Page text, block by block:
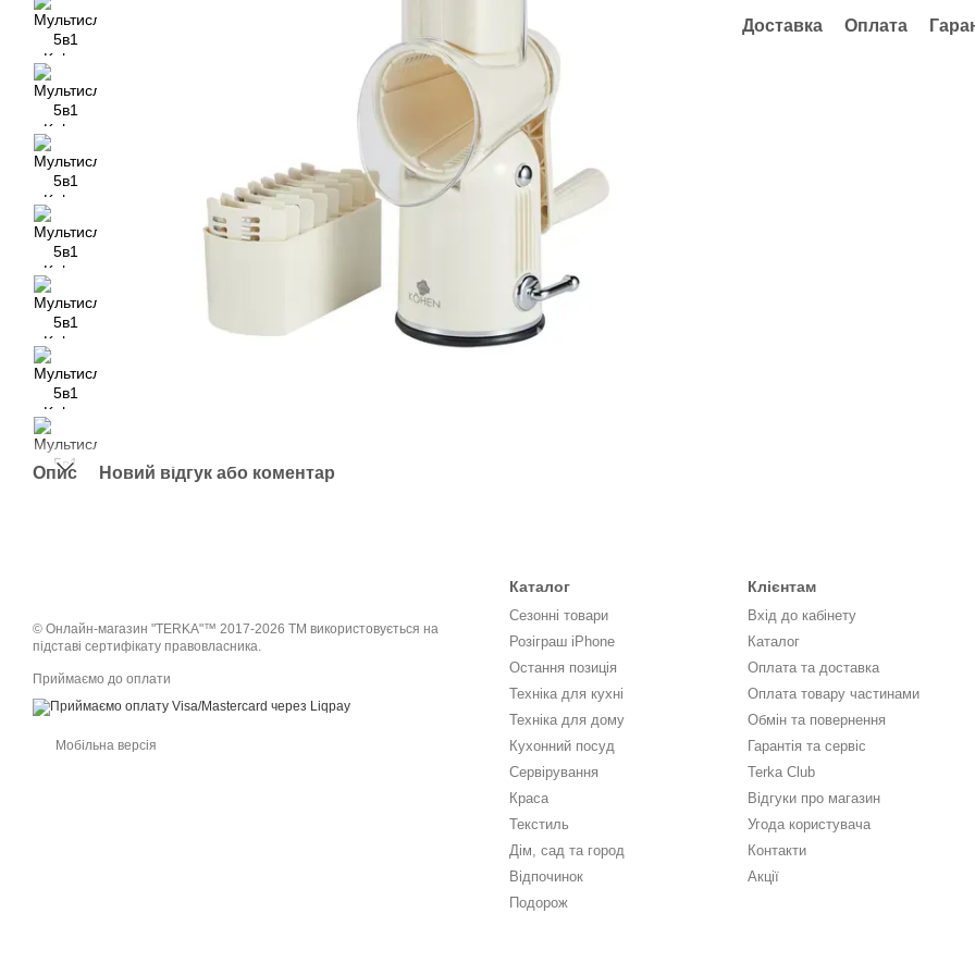
Опис Новий відгук або коментар
Доставка Оплата
© Онлайн-магазин "TERKA"™ 2017-2026 ТМ використовується на
підставі сертифікату правовласника.
Приймаємо до оплати
Мобільна версія
Каталог
Сезонні товари
Розіграш iPhone
Остання позиція
Техніка для кухні
Техніка для дому
Кухонний посуд
Сервірування
Краса
Текстиль
Дім, сад та город
Відпочинок
Подорож
Клієнтам
Вхід до кабінету
Каталог
Оплата та доставка
Оплата товару частинами
Обмін та повернення
Гарантія та сервіс
Terka Club
Відгуки про магазин
Угода користувача
Контакти
Акції